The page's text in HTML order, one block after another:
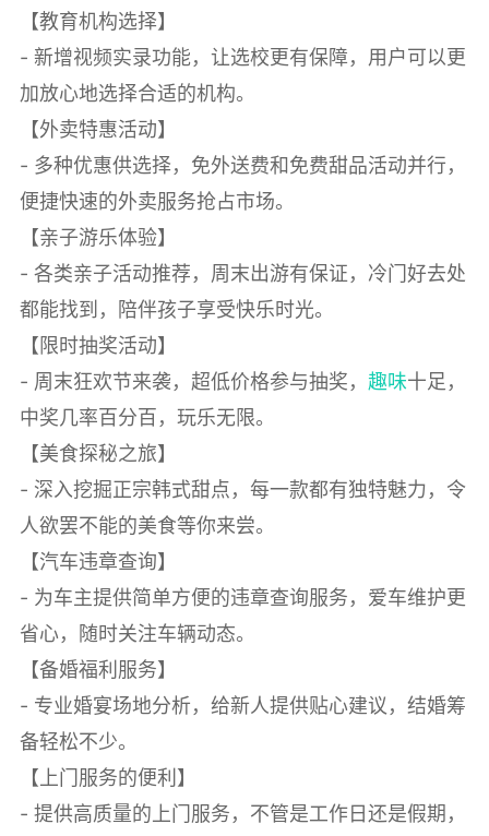
【教育机构选择】
- 新增视频实录功能，让选校更有保障，用户可以更
加放心地选择合适的机构。
【外卖特惠活动】
- 多种优惠供选择，免外送费和免费甜品活动并行，
便捷快速的外卖服务抢占市场。
【亲子游乐体验】
- 各类亲子活动推荐，周末出游有保证，冷门好去处
都能找到，陪伴孩子享受快乐时光。
【限时抽奖活动】
- 周末狂欢节来袭，超低价格参与抽奖， 趣味十足，
中奖几率百分百，玩乐无限。
【美食探秘之旅】
- 深入挖掘正宗韩式甜点，每一款都有独特魅力，令
人欲罢不能的美食等你来尝。
【汽车违章查询】
- 为车主提供简单方便的违章查询服务，爱车维护更
省心，随时关注车辆动态。
【备婚福利服务】
- 专业婚宴场地分析，给新人提供贴心建议，结婚筹
备轻松不少。
【上门服务的便利】
- 提供高质量的上门服务，不管是工作日还是假期，